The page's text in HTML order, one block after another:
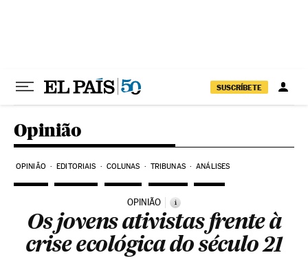
SUSCRÍBETE
Opinião
OPINIÃO EDITORIAIS COLUNAS TRIBUNAS ANÁLISES
OPINIÃO i
Os jovens ativistas frente à
crise ecológica do século 21